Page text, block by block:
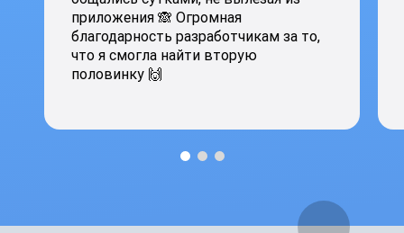
приложения 🙈 Огромная
благодарность разработчикам за то,
что я смогла найти вторую
половинку 🙌